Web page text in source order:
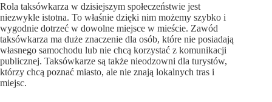
Rola taksówkarza w dzisiejszym społeczeństwie jest
niezwykle istotna. To właśnie dzięki nim możemy szybko i
wygodnie dotrzeć w dowolne miejsce w mieście. Zawód
taksówkarza ma duże znaczenie dla osób, które nie posiadają
własnego samochodu lub nie chcą korzystać z komunikacji
publicznej. Taksówkarze są także nieodzowni dla turystów,
którzy chcą poznać miasto, ale nie znają lokalnych tras i
miejsc.